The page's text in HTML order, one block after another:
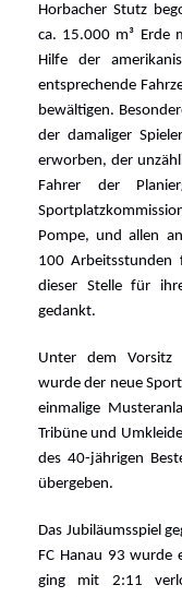
Horbacher Stutz
ca. 15.000 m³ Erde
Hilfe der
entsprechende
bewältigen.
der damaliger
erworben, der
Fahrer der
Pompe, und allen
100 Arbeitsstunden
dieser Stelle für
gedankt.
Unter dem Vorsitz
wurde der neue
einmalige
Tribüne und
des 40-jährigen
übergeben.
Das Jubiläumsspiel
FC Hanau 93 wurde
ging mit 2:11